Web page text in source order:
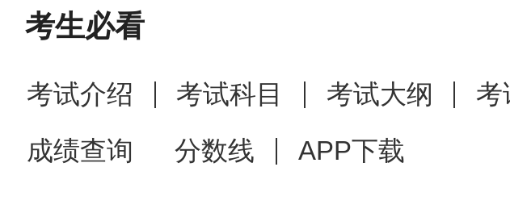
考生必看
考试介绍 考试科目 考试大纲 考
成绩查询
分数线 APP下载